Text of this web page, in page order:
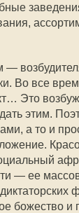
Во все
Это
этим.
а то и
— ее
божество